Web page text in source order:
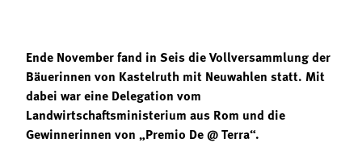
Ende November fand in Seis die Vollversammlung der
Bäuerinnen von Kastelruth mit Neuwahlen statt. Mit
dabei war eine Delegation vom
Landwirtschaftsministerium aus Rom und die
Gewinnerinnen von „Premio De @ Terra“.